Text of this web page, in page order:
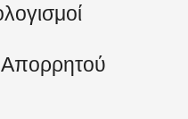
Απορρητού